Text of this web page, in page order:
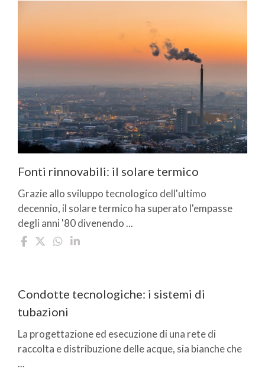
Fonti rinnovabili: il solare termico
Grazie allo sviluppo tecnologico dell'ultimo
decennio, il solare termico ha superato l'empasse
degli anni '80 divenendo ...
Condotte tecnologiche: i sistemi di
tubazioni
La progettazione ed esecuzione di una rete di
raccolta e distribuzione delle acque, sia bianche che
...